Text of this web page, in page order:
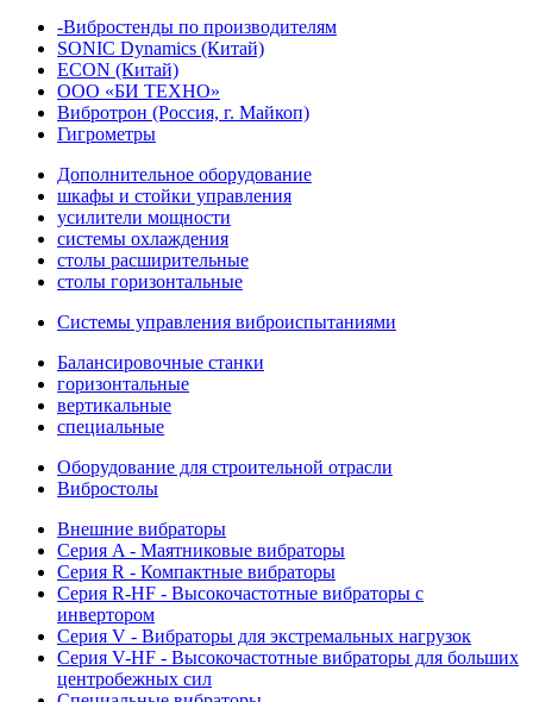
-Вибростенды по производителям
SONIC Dynamics (Китай)
ECON (Китай)
ООО «БИ ТЕХНО»
Вибротрон (Россия, г. Майкоп)
Гигрометры
Дополнительное оборудование
шкафы и стойки управления
усилители мощности
системы охлаждения
столы расширительные
столы горизонтальные
Системы управления виброиспытаниями
Балансировочные станки
горизонтальные
вертикальные
специальные
Оборудование для строительной отрасли
Вибростолы
Внешние вибраторы
Серия A - Маятниковые вибраторы
Серия R - Компактные вибраторы
Серия R-HF - Высокочастотные вибраторы с
инвертором
Серия V - Вибраторы для экстремальных нагрузок
Серия V-HF - Высокочастотные вибраторы для больших
центробежных сил